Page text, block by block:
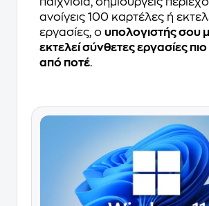
ανοίγεις 100 καρτέλες ή
εργασίες, ο υπολογιστής σου
εκτελεί σύνθετες εργασίες
από ποτέ.